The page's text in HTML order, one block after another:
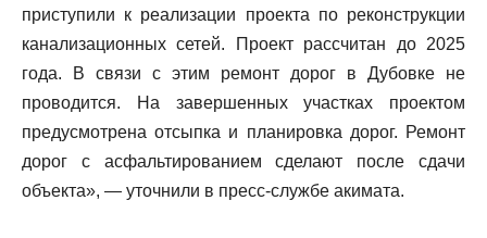
приступили к реализации проекта по реконструкции
канализационных сетей. Проект рассчитан до 2025
года. В связи с этим ремонт дорог в Дубовке не
проводится. На завершенных участках проектом
предусмотрена отсыпка и планировка дорог. Ремонт
дорог с асфальтированием сделают после сдачи
объекта», — уточнили в пресс-службе акимата.